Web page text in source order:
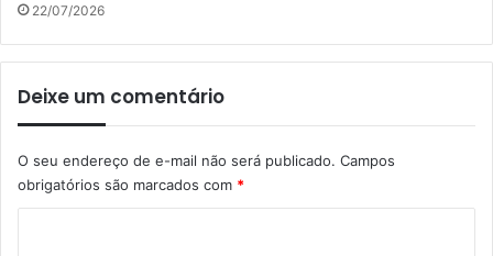
22/07/2026
Deixe um comentário
O seu endereço de e-mail não será publicado. Campos
obrigatórios são marcados com *